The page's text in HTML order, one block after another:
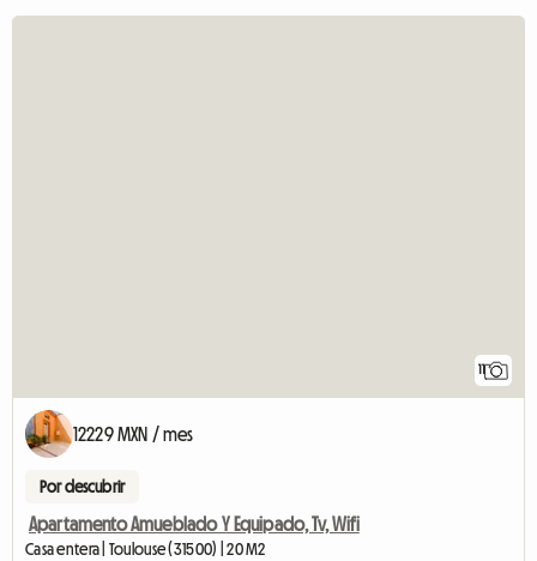
11
12229 MXN / mes
Por descubrir
Apartamento Amueblado Y Equipado, Tv, Wifi
Casa entera | Toulouse (31500) | 20 M2